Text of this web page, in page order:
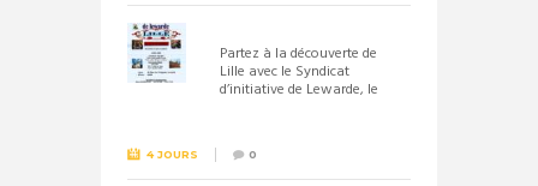
Partez à la découverte de
Lille avec le Syndicat
d’initiative de Lewarde, le
4 JOURS 0